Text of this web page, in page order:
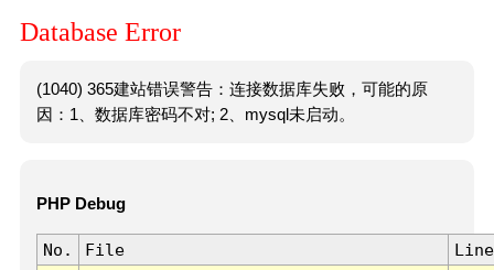
Database Error
(1040) 365建站错误警告：连接数据库失败，可能的原
因：1、数据库密码不对; 2、mysql未启动。
PHP Debug
No. File
Line